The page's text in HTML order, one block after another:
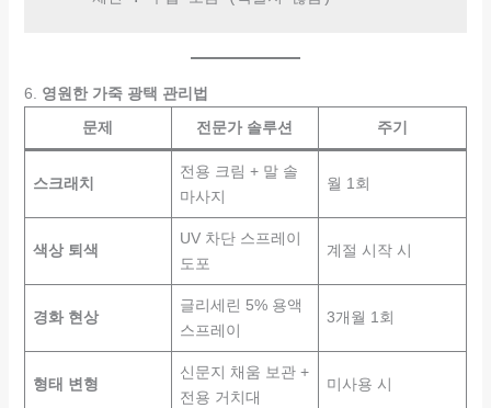
6. 영원한 가죽 광택 관리법
문제
전문가 솔루션 주기
스크래치
전용 크림 + 말 솔
마사지
월 1회
색상 퇴색
UV 차단 스프레이
도포
계절 시작 시
경화 현상
글리세린 5% 용액
스프레이
3개월 1회
형태 변형
신문지 채움 보관 +
전용 거치대
미사용 시